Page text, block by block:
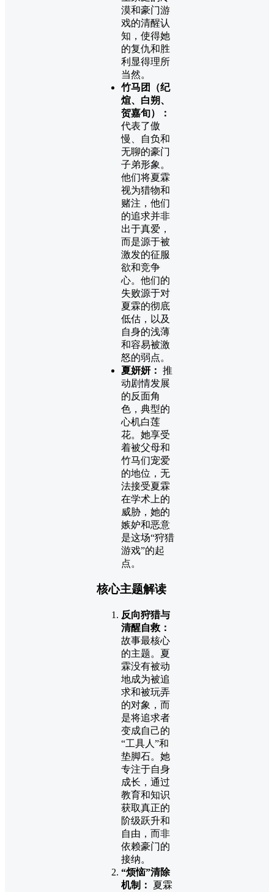
漠和豪门游
戏的清醒认
知，使得她
的复仇和胜
利显得理所
当然。
竹马团（纪
煊、白朔、
贺嘉旬）：
代表了傲
慢、自负和
无聊的豪门
子弟形象。
他们将夏霖
视为猎物和
赌注，他们
的追求并非
出于真爱，
而是源于被
激发的征服
欲和竞争
心。他们的
失败源于对
夏霖的彻底
低估，以及
自身的浅薄
和容易被激
怒的弱点。
夏妍妍： 推
动剧情发展
的反面角
色，典型的
心机白莲
花。她享受
着被父母和
竹马们宠爱
的地位，无
法接受夏霖
在学术上的
威胁，她的
嫉妒和恶意
是这场“狩猎
游戏”的起
点。
核心主题解读
反向狩猎与
清醒自救：
故事最核心
的主题。夏
霖没有被动
地成为被追
求和被玩弄
的对象，而
是将追求者
变成自己的
“工具人”和
垫脚石。她
专注于自身
成长，通过
教育和知识
获取真正的
阶级跃升和
自由，而非
依赖豪门的
接纳。
“烦恼”清除
机制：
夏霖